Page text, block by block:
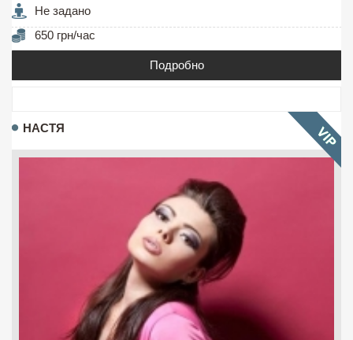
Не задано
650 грн/час
Подробно
НАСТЯ